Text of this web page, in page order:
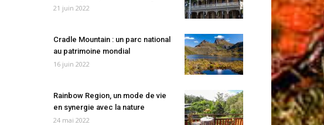
21 juin 2022
Cradle Mountain : un parc national
au patrimoine mondial
16 juin 2022
Rainbow Region, un mode de vie
en synergie avec la nature
24 mai 2022